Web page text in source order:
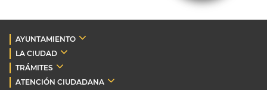
AYUNTAMIENTO
LA CIUDAD
TRÁMITES
ATENCIÓN CIUDADANA